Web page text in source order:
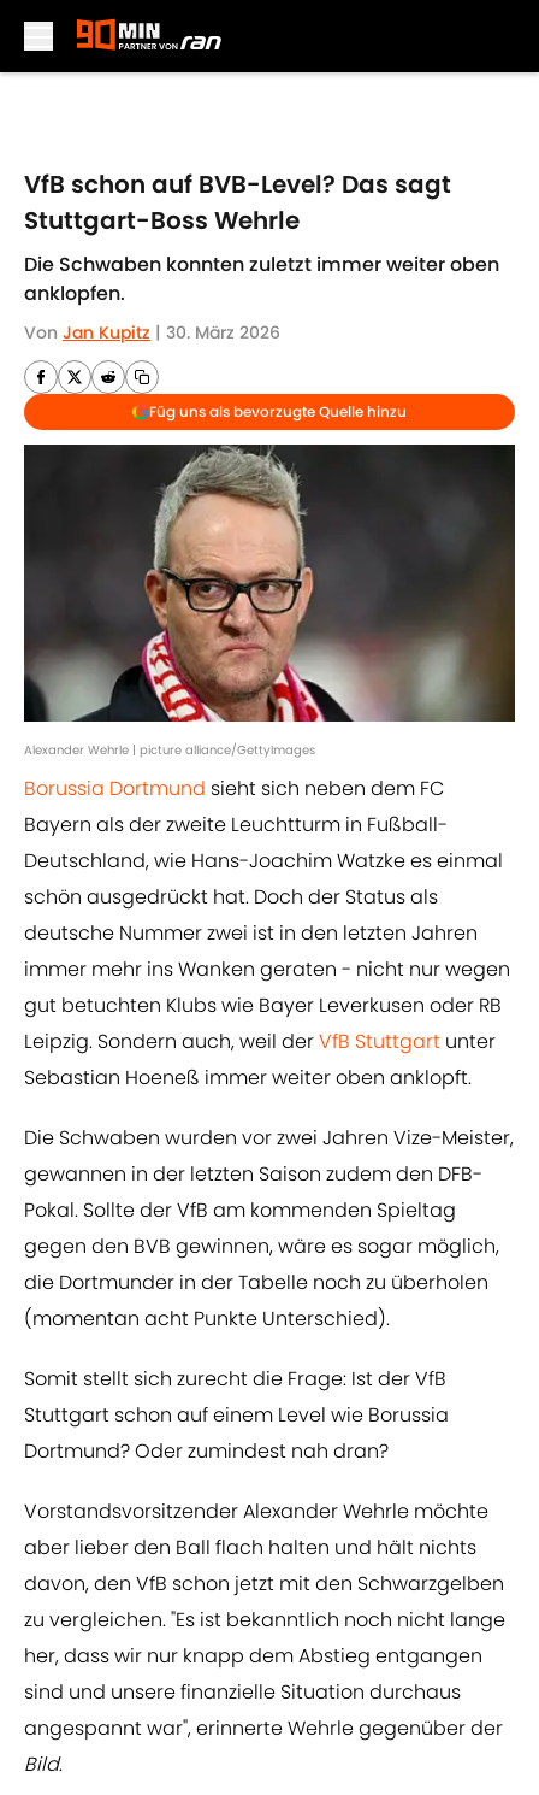
VfB schon auf BVB-Level? Das sagt
Stuttgart-Boss Wehrle
Die Schwaben konnten zuletzt immer weiter oben
anklopfen.
Von Jan Kupitz | 30. März 2026
Füg uns als bevorzugte Quelle hinzu
Alexander Wehrle | picture alliance/GettyImages
Borussia Dortmund sieht sich neben dem FC
Bayern als der zweite Leuchtturm in Fußball-
Deutschland, wie Hans-Joachim Watzke es einmal
schön ausgedrückt hat. Doch der Status als
deutsche Nummer zwei ist in den letzten Jahren
immer mehr ins Wanken geraten - nicht nur wegen
gut betuchten Klubs wie Bayer Leverkusen oder RB
Leipzig. Sondern auch, weil derVfB Stuttgart unter
Sebastian Hoeneß immer weiter oben anklopft.
Die Schwaben wurden vor zwei Jahren Vize-Meister,
gewannen in der letzten Saison zudem den DFB-
Pokal. Sollte der VfB am kommenden Spieltag
gegen den BVB gewinnen, wäre es sogar möglich,
die Dortmunder in der Tabelle noch zu überholen
(momentan acht Punkte Unterschied).
Somit stellt sich zurecht die Frage: Ist der VfB
Stuttgart schon auf einem Level wie Borussia
Dortmund? Oder zumindest nah dran?
Vorstandsvorsitzender Alexander Wehrle möchte
aber lieber den Ball flach halten und hält nichts
davon, den VfB schon jetzt mit den Schwarzgelben
zu vergleichen. "Es ist bekanntlich noch nicht lange
her, dass wir nur knapp dem Abstieg entgangen
sind und unsere finanzielle Situation durchaus
angespannt war", erinnerte Wehrle gegenüber der
Bild.